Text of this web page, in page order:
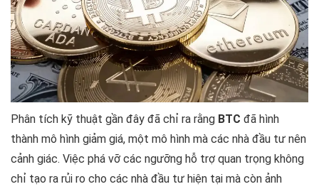
Phân tích kỹ thuật gần đây đã chỉ ra rằng BTC đã hình
thành mô hình giảm giá, một mô hình mà các nhà đầu tư nên
cảnh giác. Việc phá vỡ các ngưỡng hỗ trợ quan trọng không
chỉ tạo ra rủi ro cho các nhà đầu tư hiện tại mà còn ảnh